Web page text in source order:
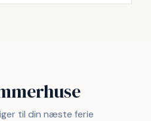
til din næste ferie